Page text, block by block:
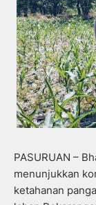
PASURUAN –
menunjukkan
ketahanan